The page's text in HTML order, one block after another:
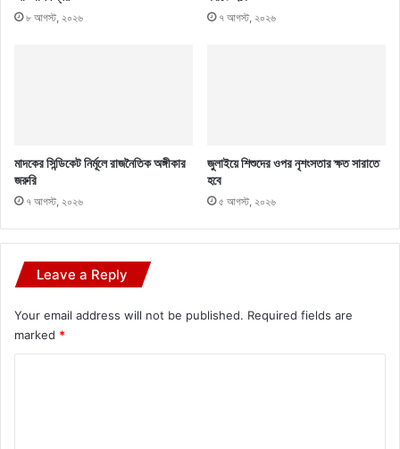
৮ আগস্ট, ২০২৬ ৭ আগস্ট, ২০২৬
মাদকের সিন্ডিকেট নির্মূলে রাজনৈতিক অঙ্গীকার
জরুরি
৭ আগস্ট, ২০২৬
জুলাইয়ে শিশুদের ওপর নৃশংসতার ক্ষত সারাতে
হবে
৫ আগস্ট, ২০২৬
Leave a Reply
Your email address will not be published. Required fields are
marked *